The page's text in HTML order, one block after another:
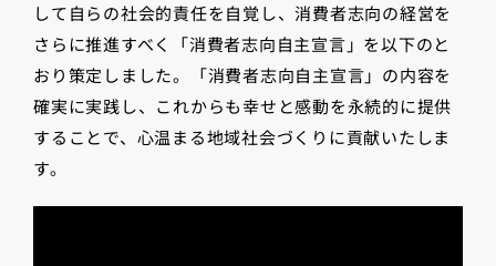
して自らの社会的責任を自覚し、消費者志向の経営を
さらに推進すべく「消費者志向自主宣言」を以下のと
おり策定しました。「消費者志向自主宣言」の内容を
確実に実践し、これからも幸せと感動を永続的に提供
することで、心温まる地域社会づくりに貢献いたしま
す。